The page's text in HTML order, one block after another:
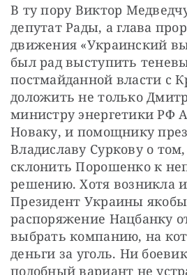
В ту пору Виктор
депутат Рады, а глава
движения «Украинский
был рад выступить
постмайданной власти с
доложить не только
министру энергетики РФ
Новаку, и помощнику
Владиславу Суркову о
склонить Порошенко к
решению. Хотя возникла
Президент Украины
распоряжение Нацбанку
выбрать компанию, на
деньги за уголь. Ни
подобный вариант не